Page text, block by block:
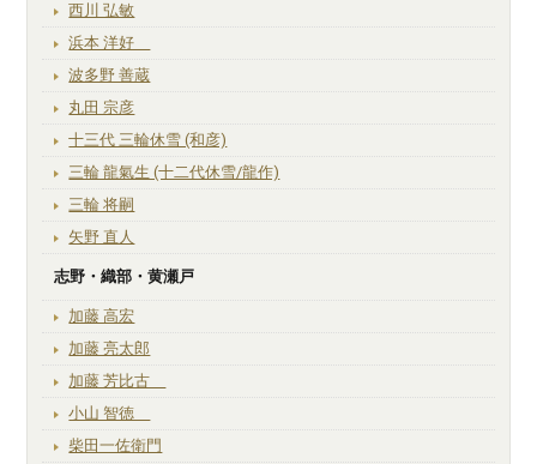
西川 弘敏
浜本 洋好
波多野 善蔵
丸田 宗彦
十三代 三輪休雪 (和彦)
三輪 龍氣生 (十二代休雪/龍作)
三輪 将嗣
矢野 直人
志野・織部・黄瀬戸
加藤 高宏
加藤 亮太郎
加藤 芳比古
小山 智徳
柴田一佐衛門